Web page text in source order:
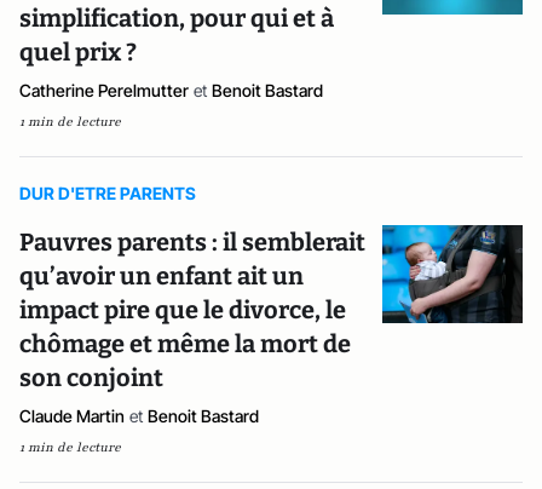
simplification, pour qui et à
quel prix ?
Catherine Perelmutter et Benoit Bastard
1 min de lecture
DUR D'ETRE PARENTS
Pauvres parents : il semblerait
qu’avoir un enfant ait un
impact pire que le divorce, le
chômage et même la mort de
son conjoint
Claude Martin et Benoit Bastard
1 min de lecture